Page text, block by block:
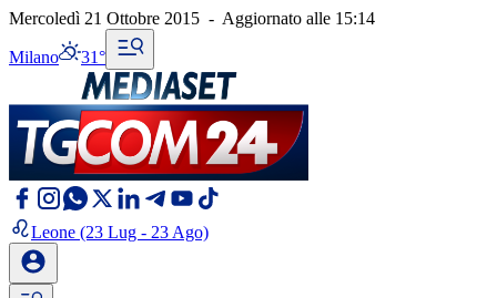
Mercoledì 21 Ottobre 2015 - Aggiornato alle 15:14
Milano 31°
Leone (23 Lug - 23 Ago)